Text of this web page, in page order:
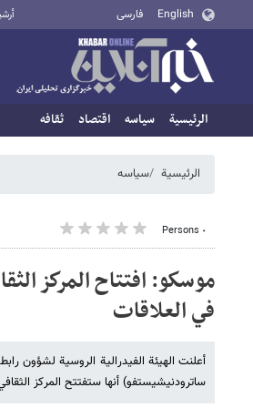
English فارسی
الرئيسية سیاسه اقتصاد ثقافه
الرئيسية سیاسه
٠ Persons
موسكو: افتتاح المركز
في العلاقات
أعلنت الهيئة الفيدرالية الروسية لشؤون
ساترودنيشيستفو) أنها ستفتتح المركز